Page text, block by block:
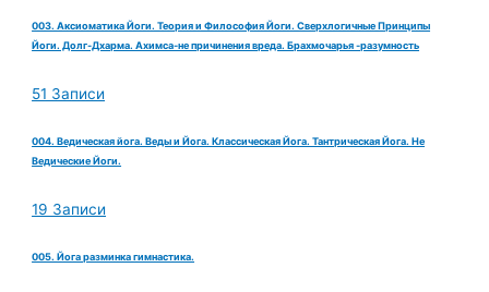
003. Аксиоматика Йоги. Теория и Философия Йоги. Сверхлогичные Принципы
Йоги. Долг-Дхарма. Ахимса-не причинения вреда. Брахмочарья -разумность
51 Записи
004. Ведическая йога. Веды и Йога. Классическая Йога. Тантрическая Йога. Не
Ведические Йоги.
19 Записи
005. Йога разминка гимнастика.